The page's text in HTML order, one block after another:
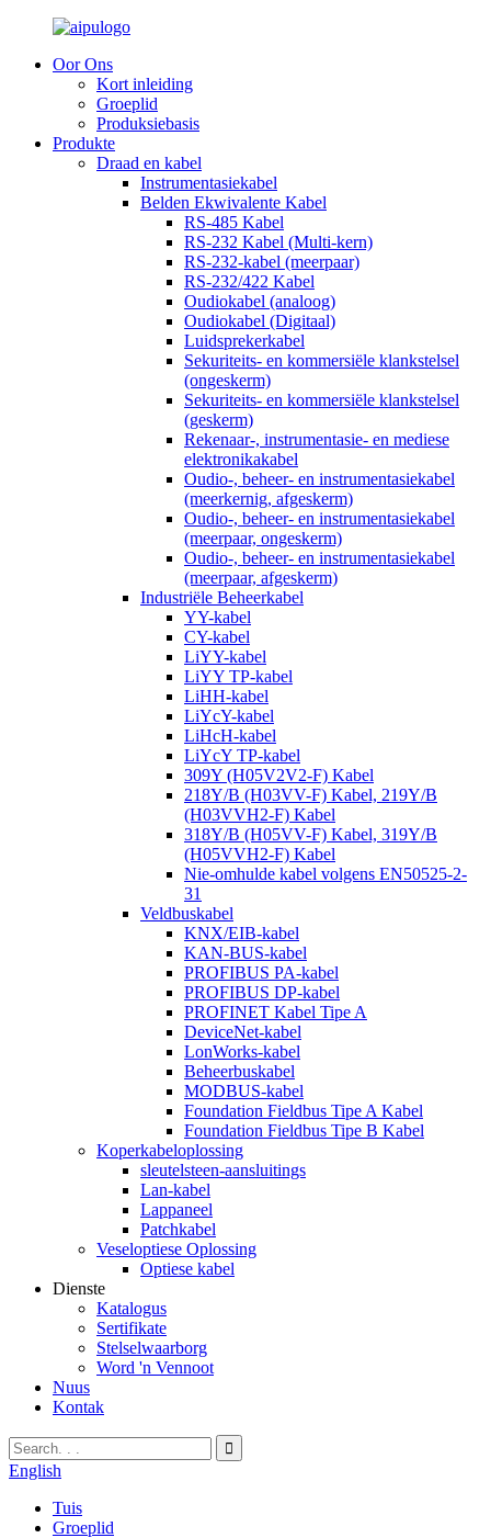
Oor Ons
Kort inleiding
Groeplid
Produksiebasis
Produkte
Draad en kabel
Instrumentasiekabel
Belden Ekwivalente Kabel
RS-485 Kabel
RS-232 Kabel (Multi-kern)
RS-232-kabel (meerpaar)
RS-232/422 Kabel
Oudiokabel (analoog)
Oudiokabel (Digitaal)
Luidsprekerkabel
Sekuriteits- en kommersiële klankstelsel
(ongeskerm)
Sekuriteits- en kommersiële klankstelsel
(geskerm)
Rekenaar-, instrumentasie- en mediese
elektronikakabel
Oudio-, beheer- en instrumentasiekabel
(meerkernig, afgeskerm)
Oudio-, beheer- en instrumentasiekabel
(meerpaar, ongeskerm)
Oudio-, beheer- en instrumentasiekabel
(meerpaar, afgeskerm)
Industriële Beheerkabel
YY-kabel
CY-kabel
LiYY-kabel
LiYY TP-kabel
LiHH-kabel
LiYcY-kabel
LiHcH-kabel
LiYcY TP-kabel
309Y (H05V2V2-F) Kabel
218Y/B (H03VV-F) Kabel, 219Y/B
(H03VVH2-F) Kabel
318Y/B (H05VV-F) Kabel, 319Y/B
(H05VVH2-F) Kabel
Nie-omhulde kabel volgens EN50525-2-
31
Veldbuskabel
KNX/EIB-kabel
KAN-BUS-kabel
PROFIBUS PA-kabel
PROFIBUS DP-kabel
PROFINET Kabel Tipe A
DeviceNet-kabel
LonWorks-kabel
Beheerbuskabel
MODBUS-kabel
Foundation Fieldbus Tipe A Kabel
Foundation Fieldbus Tipe B Kabel
Koperkabeloplossing
sleutelsteen-aansluitings
Lan-kabel
Lappaneel
Patchkabel
Veseloptiese Oplossing
Optiese kabel
Dienste
Katalogus
Sertifikate
Stelselwaarborg
Word 'n Vennoot
Nuus
Kontak
English
Tuis
Groeplid